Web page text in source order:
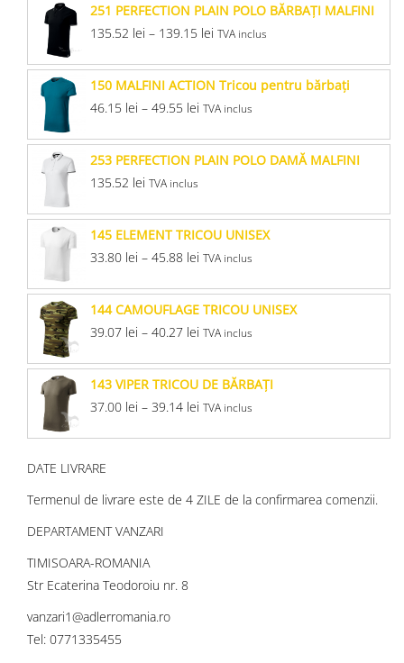
251 PERFECTION PLAIN POLO BĂRBAŢI MALFINI
135.52 lei – 139.15 lei TVA inclus
150 MALFINI ACTION Tricou pentru bărbaţi
46.15 lei – 49.55 lei TVA inclus
253 PERFECTION PLAIN POLO DAMĂ MALFINI
135.52 lei TVA inclus
145 ELEMENT TRICOU UNISEX
33.80 lei – 45.88 lei TVA inclus
144 CAMOUFLAGE TRICOU UNISEX
39.07 lei – 40.27 lei TVA inclus
143 VIPER TRICOU DE BĂRBAŢI
37.00 lei – 39.14 lei TVA inclus
DATE LIVRARE
Termenul de livrare este de 4 ZILE de la confirmarea comenzii.
DEPARTAMENT VANZARI
TIMISOARA-ROMANIA
Str Ecaterina Teodoroiu nr. 8
vanzari1@adlerromania.ro
Tel: 0771335455